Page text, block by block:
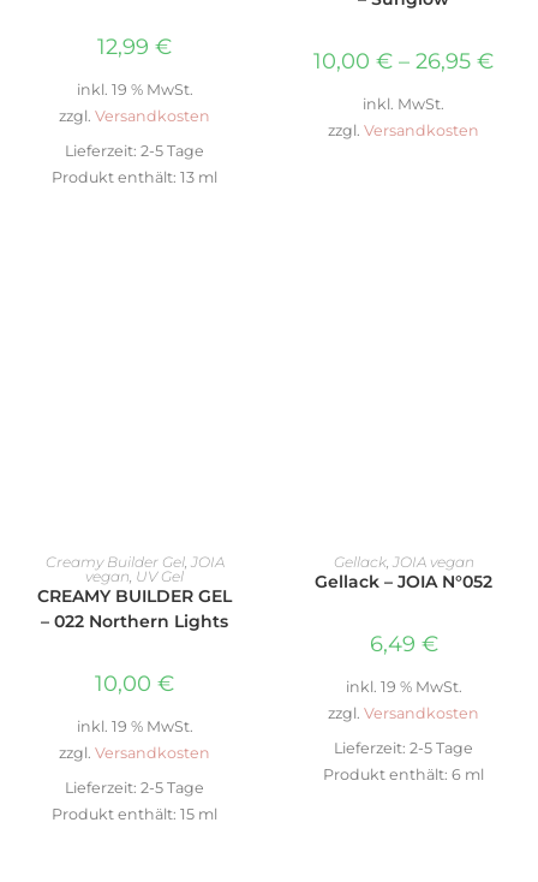
12,99 €
inkl. 19 % MwSt.
zzgl. Versandkosten
Lieferzeit: 2-5 Tage
Produkt enthält: 13 ml
10,00 € – 26,95 €
inkl. MwSt.
zzgl. Versandkosten
IN DEN WARENKORB
Creamy Builder Gel, JOIA
vegan UV Gel
CREAMY BUILDER GEL
– 022 Northern Lights
10,00 €
inkl. 19 % MwSt.
zzgl. Versandkosten
Lieferzeit: 2-5 Tage
Produkt enthält: 15 ml
IN DEN WARENKORB
Gellack, JOIA vegan
Gellack – JOIA N°052
6,49 €
inkl. 19 % MwSt.
zzgl. Versandkosten
Lieferzeit: 2-5 Tage
Produkt enthält: 6 ml